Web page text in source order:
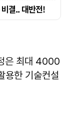
은 최대 4000
용한 기술컨설